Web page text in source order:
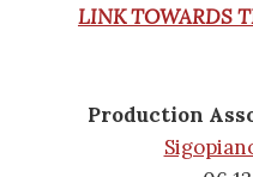
LINK TOWARDS
Production